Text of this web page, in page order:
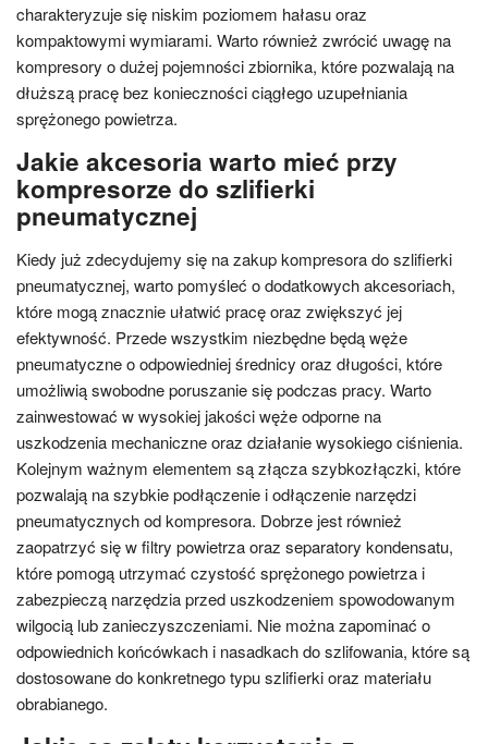
charakteryzuje się niskim poziomem hałasu oraz
kompaktowymi wymiarami. Warto również zwrócić uwagę na
kompresory o dużej pojemności zbiornika, które pozwalają na
dłuższą pracę bez konieczności ciągłego uzupełniania
sprężonego powietrza.
Jakie akcesoria warto mieć przy
kompresorze do szlifierki
pneumatycznej
Kiedy już zdecydujemy się na zakup kompresora do szlifierki
pneumatycznej, warto pomyśleć o dodatkowych akcesoriach,
które mogą znacznie ułatwić pracę oraz zwiększyć jej
efektywność. Przede wszystkim niezbędne będą węże
pneumatyczne o odpowiedniej średnicy oraz długości, które
umożliwią swobodne poruszanie się podczas pracy. Warto
zainwestować w wysokiej jakości węże odporne na
uszkodzenia mechaniczne oraz działanie wysokiego ciśnienia.
Kolejnym ważnym elementem są złącza szybkozłączki, które
pozwalają na szybkie podłączenie i odłączenie narzędzi
pneumatycznych od kompresora. Dobrze jest również
zaopatrzyć się w filtry powietrza oraz separatory kondensatu,
które pomogą utrzymać czystość sprężonego powietrza i
zabezpieczą narzędzia przed uszkodzeniem spowodowanym
wilgocią lub zanieczyszczeniami. Nie można zapominać o
odpowiednich końcówkach i nasadkach do szlifowania, które są
dostosowane do konkretnego typu szlifierki oraz materiału
obrabianego.